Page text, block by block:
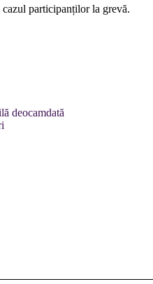
participanților la grevă.
deocamdată